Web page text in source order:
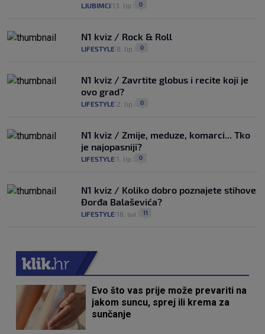
LJUBIMCI 13. lip. 0
N1 kviz / Rock & Roll
LIFESTYLE 8. lip. 0
N1 kviz / Zavrtite globus i recite koji je
ovo grad?
LIFESTYLE 2. lip. 0
N1 kviz / Zmije, meduze, komarci... Tko
je najopasniji?
LIFESTYLE 1. lip. 0
N1 kviz / Koliko dobro poznajete stihove
Đorđa Balaševića?
LIFESTYLE 18. svi. 11
Evo što vas prije može prevariti na
jakom suncu, sprej ili krema za
sunčanje